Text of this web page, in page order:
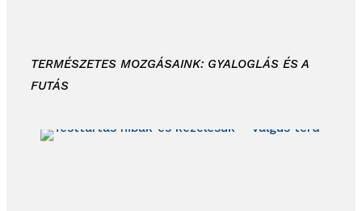
TERMÉSZETES MOZGÁSAINK: GYALOGLÁS ÉS A
FUTÁS